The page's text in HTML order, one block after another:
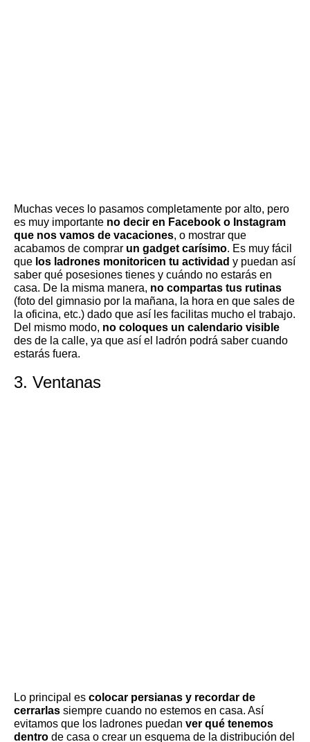
Muchas veces lo pasamos completamente por alto, pero
es muy importante no decir en Facebook o Instagram
que nos vamos de vacaciones, o mostrar que
acabamos de comprar un gadget carísimo. Es muy fácil
que los ladrones monitoricen tu actividad y puedan así
saber qué posesiones tienes y cuándo no estarás en
casa. De la misma manera, no compartas tus rutinas
(foto del gimnasio por la mañana, la hora en que sales de
la oficina, etc.) dado que así les facilitas mucho el trabajo.
Del mismo modo, no coloques un calendario visible
des de la calle, ya que así el ladrón podrá saber cuando
estarás fuera.
3. Ventanas
Lo principal es colocar persianas y recordar de
cerrarlas siempre cuando no estemos en casa. Así
evitamos que los ladrones puedan ver qué tenemos
dentro de casa o crear un esquema de la distribución del